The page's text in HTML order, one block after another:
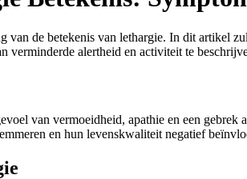
van de betekenis van lethargie. In dit artikel
verminderde alertheid en activiteit te
van vermoeidheid, apathie en een
en hun levenskwaliteit negatief